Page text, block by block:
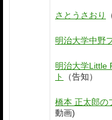
さとうさおり
明治大学中野
明治大学Little
ト
（告知）
橋本 正太郎の
動画)